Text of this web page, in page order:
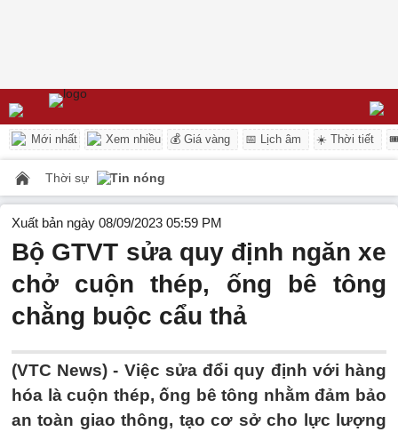
Mới nhất Xem nhiều 💰 Giá vàng 📅 Lịch âm ☀️ Thời tiết
Thời sự Tin nóng
Xuất bản ngày 08/09/2023 05:59 PM
Bộ GTVT sửa quy định ngăn xe
chở cuộn thép, ống bê tông
chằng buộc cẩu thả
(VTC News) - Việc sửa đổi quy định với hàng
hóa là cuộn thép, ống bê tông nhằm đảm bảo
an toàn giao thông, tạo cơ sở cho lực lượng